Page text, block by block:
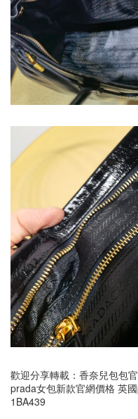
歡迎分享轉載： 香奈兒包包
prada女包新款官網價格 英
1BA439